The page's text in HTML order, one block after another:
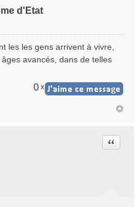
d'Etat
les les gens arrivent à vivre,
avancés, dans de telles
0 x
Citer